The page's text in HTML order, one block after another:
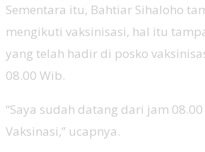
Sementara itu, Bahtiar Sihaloho
mengikuti vaksinisasi, hal itu
yang telah hadir di posko
08.00 Wib.
“Saya sudah datang dari jam
Vaksinasi,” ucapnya.